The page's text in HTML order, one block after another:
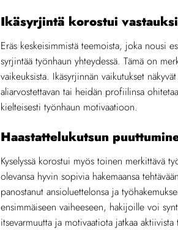
Ikäsyrjintä korostui
Eräs keskeisimmistä teemoista, joka nousi
syrjintää työnhaun yhteydessä. Tämä on
vaikeuksista. Ikäsyrjinnän vaikutukset
aliarvostettavan tai heidän profiilinsa
kielteisesti työnhaun motivaatioon.
Haastattelukutsun
Kyselyssä korostui myös toinen merkittävä
olevansa hyvin sopivia hakemaansa
panostanut ansioluettelonsa ja
ensimmäiseen vaiheeseen, hakijoille voi
itsevarmuutta ja motivaatiota jatkaa aktiivista